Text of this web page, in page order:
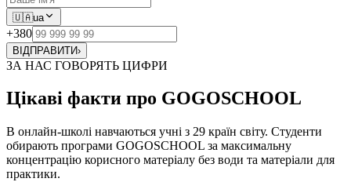
🇺🇦ua
+380
ВІДПРАВИТИ›
ЗА НАС ГОВОРЯТЬ ЦИФРИ
Цікаві факти про GOGOSCHOOL
В онлайн-школі навчаються учні з 29 країн світу. Студенти
обирають програми GOGOSCHOOL за максимальну
концентрацію корисного матеріалу без води та матеріали для
практики.